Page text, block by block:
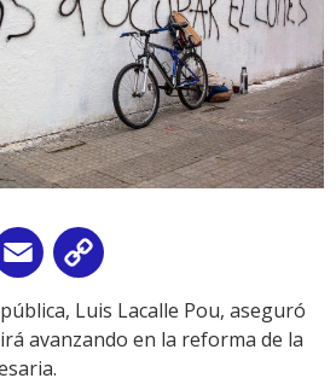
Email
Link
Luis Lacalle Pou, aseguró
avanzando en la reforma de la